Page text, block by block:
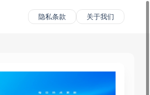
隐私条款 关于我们